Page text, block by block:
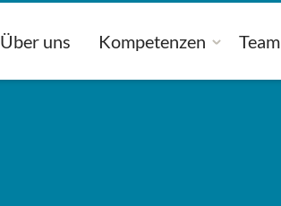
Über uns Kompetenzen Team